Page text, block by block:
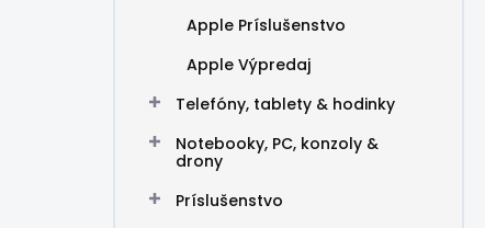
Apple Príslušenstvo
Apple Výpredaj
Telefóny, tablety & hodinky
Notebooky, PC, konzoly &
drony
Príslušenstvo